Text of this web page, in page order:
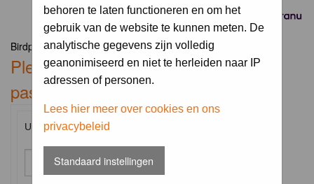
Sponsored by
behoren te laten functioneren en om het
gebruik van de website te kunnen meten. De
analytische gegevens zijn volledig
geanonimiseerd en niet te herleiden naar IP
adressen of personen.
Lees hier meer over cookies en ons
privacybeleid
Standaard instellingen
Birdpix.nl Forum Index
Please enter your username and
password to log in.
Username: